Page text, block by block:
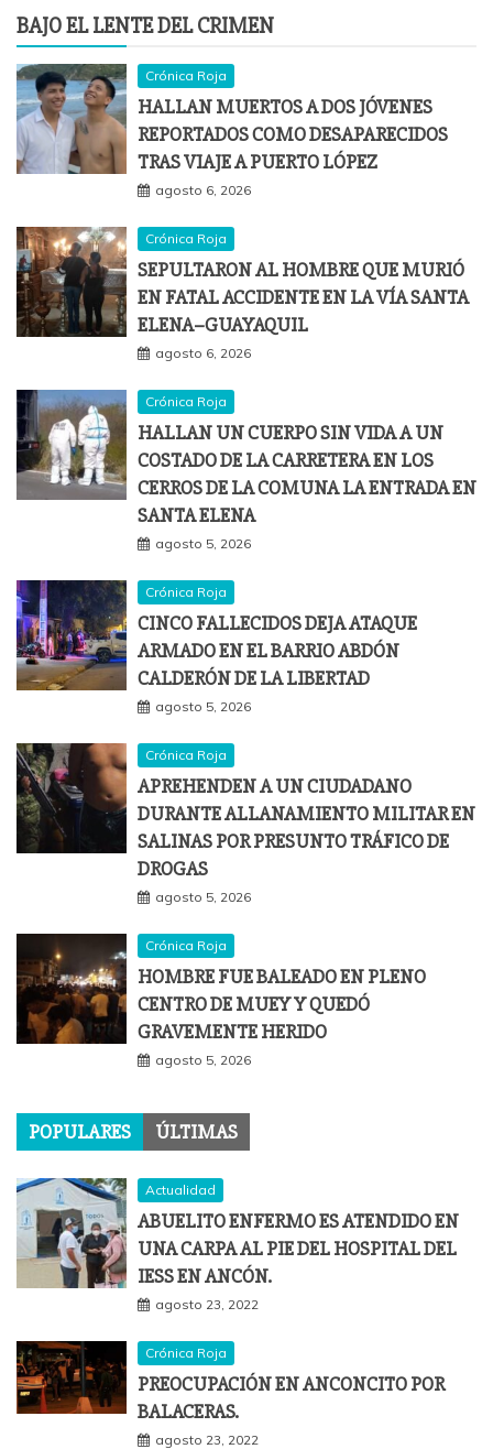
BAJO EL LENTE DEL CRIMEN
Crónica Roja
HALLAN MUERTOS A DOS JÓVENES
REPORTADOS COMO DESAPARECIDOS
TRAS VIAJE A PUERTO LÓPEZ
agosto 6, 2026
Crónica Roja
SEPULTARON AL HOMBRE QUE MURIÓ
EN FATAL ACCIDENTE EN LA VÍA SANTA
ELENA–GUAYAQUIL
agosto 6, 2026
Crónica Roja
HALLAN UN CUERPO SIN VIDA A UN
COSTADO DE LA CARRETERA EN LOS
CERROS DE LA COMUNA LA ENTRADA EN
SANTA ELENA
agosto 5, 2026
Crónica Roja
CINCO FALLECIDOS DEJA ATAQUE
ARMADO EN EL BARRIO ABDÓN
CALDERÓN DE LA LIBERTAD
agosto 5, 2026
Crónica Roja
APREHENDEN A UN CIUDADANO
DURANTE ALLANAMIENTO MILITAR EN
SALINAS POR PRESUNTO TRÁFICO DE
DROGAS
agosto 5, 2026
Crónica Roja
HOMBRE FUE BALEADO EN PLENO
CENTRO DE MUEY Y QUEDÓ
GRAVEMENTE HERIDO
agosto 5, 2026
POPULARES ÚLTIMAS
Actualidad
ABUELITO ENFERMO ES ATENDIDO EN
UNA CARPA AL PIE DEL HOSPITAL DEL
IESS EN ANCÓN.
agosto 23, 2022
Crónica Roja
PREOCUPACIÓN EN ANCONCITO POR
BALACERAS.
agosto 23, 2022